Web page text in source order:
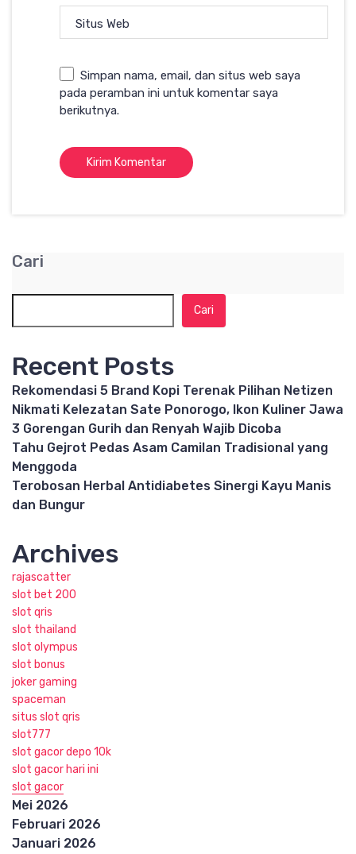
Situs Web
Simpan nama, email, dan situs web saya
pada peramban ini untuk komentar saya
berikutnya.
Cari
Cari
Recent Posts
Rekomendasi 5 Brand Kopi Terenak Pilihan Netizen
Nikmati Kelezatan Sate Ponorogo, Ikon Kuliner Jawa
3 Gorengan Gurih dan Renyah Wajib Dicoba
Tahu Gejrot Pedas Asam Camilan Tradisional yang
Menggoda
Terobosan Herbal Antidiabetes Sinergi Kayu Manis
dan Bungur
Archives
rajascatter
slot bet 200
slot qris
slot thailand
slot olympus
slot bonus
joker gaming
spaceman
situs slot qris
slot777
slot gacor depo 10k
slot gacor hari ini
slot gacor
Mei 2026
Februari 2026
Januari 2026